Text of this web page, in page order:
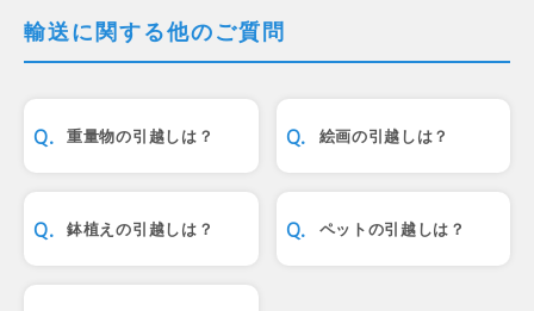
輸送に関する他のご質問
重量物の引越しは？ 絵画の引越しは？
鉢植えの引越しは？ ペットの引越しは？